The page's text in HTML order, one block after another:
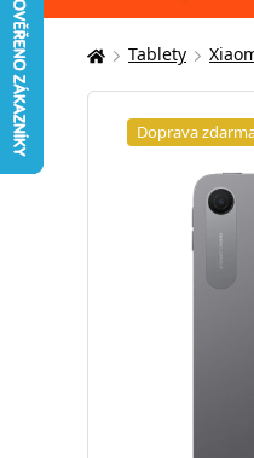
Zde
se
Tablety
Doprava